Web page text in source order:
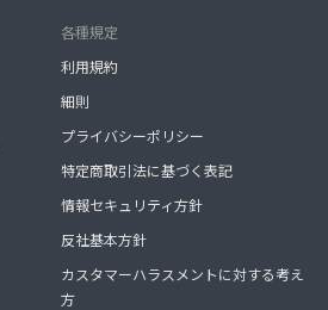
各種規定
利用規約
細則
プライバシーポリシー
特定商取引法に基づく表記
情報セキュリティ方針
反社基本方針
カスタマーハラスメントに対する考え
方